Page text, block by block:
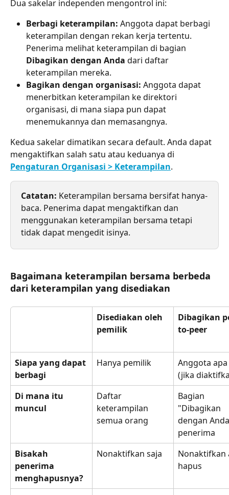
Dua sakelar independen mengontrol ini:
Berbagi keterampilan: Anggota dapat berbagi
keterampilan dengan rekan kerja tertentu.
Penerima melihat keterampilan di bagian
Dibagikan dengan Anda dari daftar
keterampilan mereka.
Bagikan dengan organisasi: Anggota dapat
menerbitkan keterampilan ke direktori
organisasi, di mana siapa pun dapat
menemukannya dan memasangnya.
Kedua sakelar dimatikan secara default. Anda dapat
mengaktifkan salah satu atau keduanya di
Pengaturan Organisasi > Keterampilan.
Catatan: Keterampilan bersama bersifat hanya-
baca. Penerima dapat mengaktifkan dan
menggunakan keterampilan bersama tetapi
tidak dapat mengedit isinya.
Bagaimana keterampilan bersama berbeda
dari keterampilan yang disediakan
Disediakan oleh
pemilik
Dibagikan
to-peer
Siapa yang dapat
berbagi
Hanya pemilik
Anggota
(jika
Di mana itu
muncul
Daftar
keterampilan
semua orang
Bagian
"Dibagikan
dengan
penerima
Bisakah
penerima
menghapusnya?
Nonaktifkan saja
hapus